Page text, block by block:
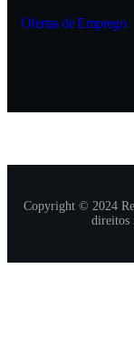
Ofertas de Emprego
Copyright © 2024
direitos